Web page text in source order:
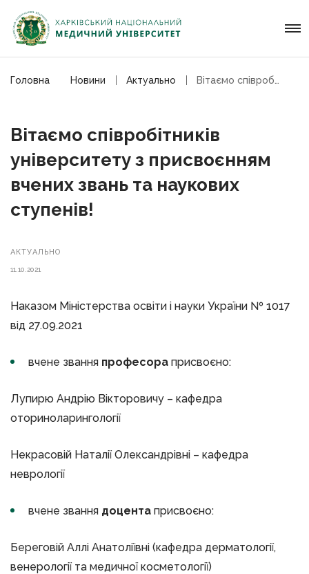
Головна Новини Актуально
Вітаємо співробітників
університету з присвоєнням
вчених звань та наукових
ступенів!
АКТУАЛЬНО
11.10.2021
Наказом Міністерства освіти і науки України № 1017
від 27.09.2021
вчене звання професора присвоєно:
Лупирю Андрію Вікторовичу – кафедра
оториноларингології
Некрасовій Наталії Олександрівні – кафедра
неврології
вчене звання доцента присвоєно:
Береговій Аллі Анатоліївні (кафедра дерматології,
венерології та медичної косметології)